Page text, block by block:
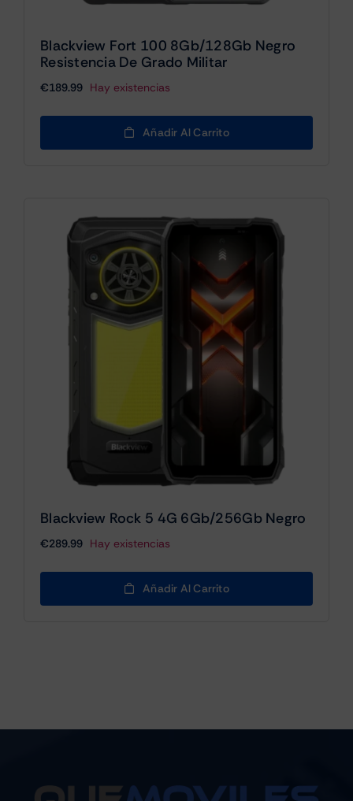
Blackview Fort 100 8Gb/128Gb Negro
Resistencia De Grado Militar
€189.99 Hay existencias
Añadir Al Carrito
Blackview Rock 5 4G 6Gb/256Gb Negro
€289.99 Hay existencias
Añadir Al Carrito